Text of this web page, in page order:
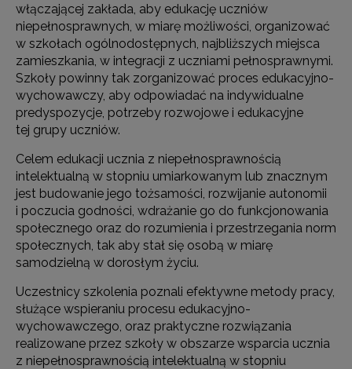
włączającej zakłada, aby edukację uczniów
niepełnosprawnych, w miarę możliwości, organizować
w szkołach ogólnodostępnych, najbliższych miejsca
zamieszkania, w integracji z uczniami pełnosprawnymi.
Szkoły powinny tak zorganizować proces edukacyjno-
wychowawczy, aby odpowiadać na indywidualne
predyspozycje, potrzeby rozwojowe i edukacyjne
tej grupy uczniów.
Celem edukacji ucznia z niepełnosprawnością
intelektualną w stopniu umiarkowanym lub znacznym
jest budowanie jego tożsamości, rozwijanie autonomii
i poczucia godności, wdrażanie go do funkcjonowania
społecznego oraz do rozumienia i przestrzegania norm
społecznych, tak aby stał się osobą w miarę
samodzielną w dorosłym życiu.
Uczestnicy szkolenia poznali efektywne metody pracy,
służące wspieraniu procesu edukacyjno-
wychowawczego, oraz praktyczne rozwiązania
realizowane przez szkoły w obszarze wsparcia ucznia
z niepełnosprawnością intelektualną w stopniu